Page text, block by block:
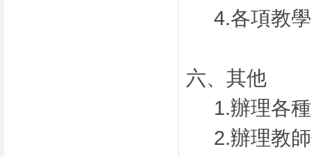
4.各項教
六、其他
1.辦理各
2.辦理教